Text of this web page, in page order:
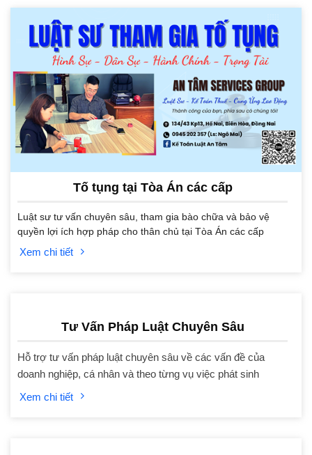
Tố tụng tại Tòa Án các cấp
Luật sư tư vấn chuyên sâu, tham gia bào chữa và bảo vệ
quyền lợi ích hợp pháp cho thân chủ tại Tòa Án các cấp
Xem chi tiết
Tư Vấn Pháp Luật Chuyên Sâu
Hỗ trợ tư vấn pháp luật chuyên sâu về các vấn đề của
doanh nghiệp, cá nhân và theo từng vụ việc phát sinh
Xem chi tiết